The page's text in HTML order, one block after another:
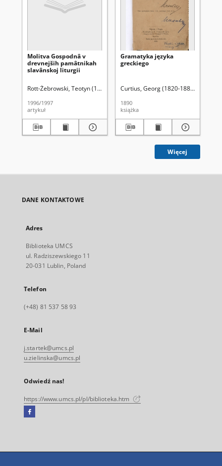
Molitva Gospodnâ v
drevnejših pamâtnikah
slavânskoj liturgii
Rott-Żebrowski, Teotyn (1919-2004). Aleksandrowicz-Ulrich, Alina
1996/1997
artykuł
Gramatyka języka
greckiego
Curtius, Georg (1820-1885)
1890
książka
Więcej
DANE KONTAKTOWE
Adres
Biblioteka UMCS
ul. Radziszewskiego 11
20-031 Lublin, Poland
Telefon
(+48) 81 537 58 93
E-Mail
j.startek@umcs.pl
u.zielinska@umcs.pl
Odwiedź nas!
https://www.umcs.pl/pl/biblioteka.htm
Facebook
się